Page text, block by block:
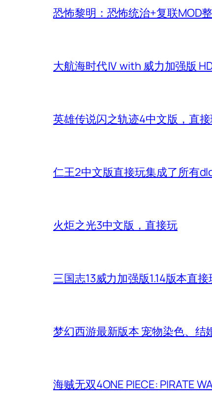
恐怖黎明：恐怖统治+复联MOD
大航海时代Ⅳ with 威力加强版
英雄传说闪之轨迹4中文版，直
仁王2中文版直接玩集成了所有
火炬之光3中文版，直接玩
三国志13威力加强版1.14版本直接
梦幻西游最新版本 宠物染色、
海贼无双4ONE PIECE: PIRATE